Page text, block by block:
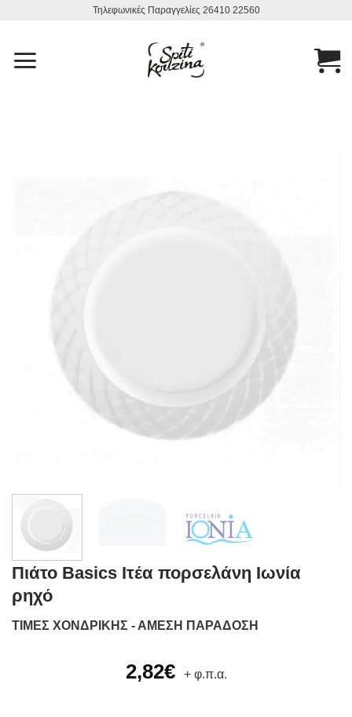
Τηλεφωνικές Παραγγελίες 26410 22560
Πιάτο Basics Ιτέα πορσελάνη Ιωνία
ρηχό
ΤΙΜΕΣ ΧΟΝΔΡΙΚΗΣ - ΑΜΕΣΗ ΠΑΡΑΔΟΣΗ
2,82€ + φ.π.α.